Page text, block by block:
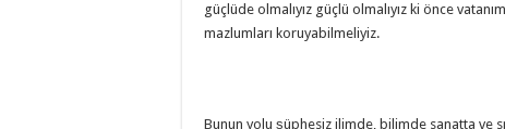
güçlüde olmalıyız güçlü olmalıyız ki önce
mazlumları koruyabilmeliyiz.
Bunun yolu şüphesiz ilimde, bilimde sanatta ve